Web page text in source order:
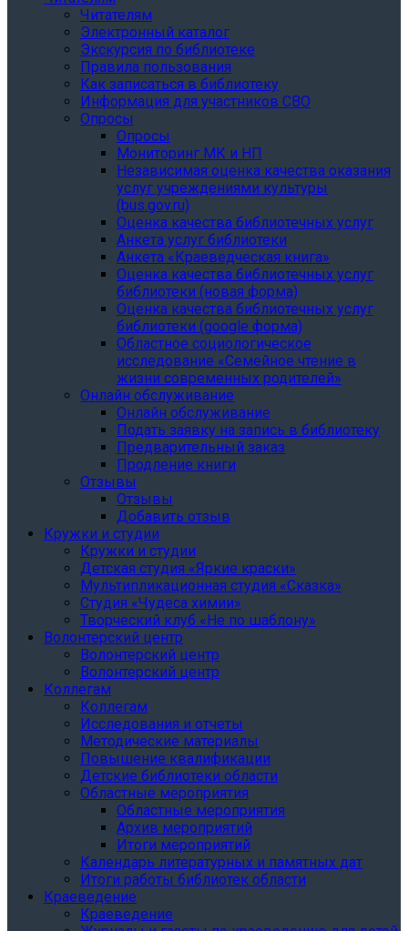
Читателям
Электронный каталог
Экскурсия по библиотеке
Правила пользования
Как записаться в библиотеку
Информация для участников СВО
Опросы
Опросы
Мониторинг МК и НП
Независимая оценка качества оказания
услуг учреждениями культуры
(bus.gov.ru)
Оценка качества библиотечных услуг
Анкета услуг библиотеки
Анкета «Краеведческая книга»
Oценка качества библиотечных услуг
библиотеки (новая форма)
Oценка качества библиотечных услуг
библиотеки (google форма)
Областное социологическое
исследование «Семейное чтение в
жизни современных родителей»
Онлайн обслуживание
Онлайн обслуживание
Подать заявку на запись в библиотеку
Предварительный заказ
Продление книги
Отзывы
Отзывы
Добавить отзыв
Кружки и студии
Кружки и студии
Детская студия «Яркие краски»
Мультипликационная студия «Сказка»
Студия «Чудеса химии»
Творческий клуб «Не по шаблону»
Волонтерский центр
Волонтерский центр
Волонтерский центр
Коллегам
Коллегам
Исследования и отчеты
Методические материалы
Повышение квалификации
Детские библиотеки области
Областные мероприятия
Областные мероприятия
Архив мероприятий
Итоги мероприятий
Календарь литературных и памятных дат
Итоги работы библиотек области
Краеведение
Краеведение